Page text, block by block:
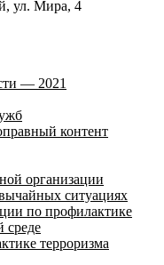
ул. Мира, 4
— 2021
контент
организации
ситуациях
по профилактике
среде
терроризма